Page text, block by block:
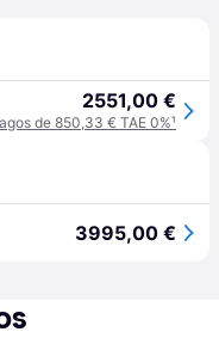
2551,00 €
de 850,33 € TAE 0%¹
3995,00 €